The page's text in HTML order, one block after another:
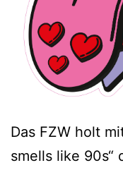
Das FZW holt
smells like 90s“